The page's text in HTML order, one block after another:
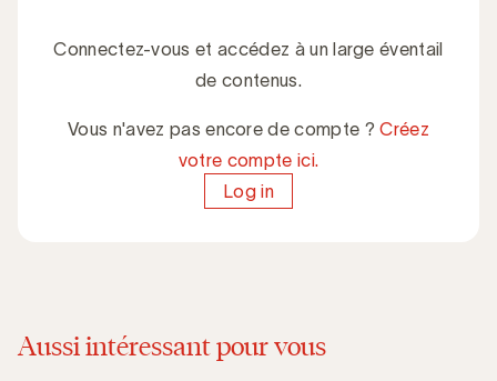
Connectez-vous et accédez à un large éventail
de contenus.
Vous n'avez pas encore de compte ?Créez
votre compte ici.
Log in
Aussi intéressant pour vous